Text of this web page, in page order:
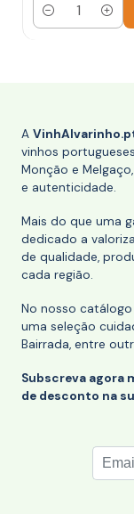
Quantidade
A
vinhos
Monção e
e autenticidade.
Mais do que uma
dedicado a
de qualidade,
cada região.
No nosso
uma seleção
Bairrada, entre
Subscreva agora
de desconto na